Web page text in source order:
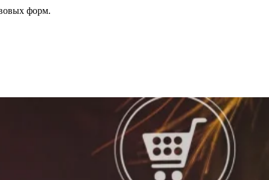
форм.